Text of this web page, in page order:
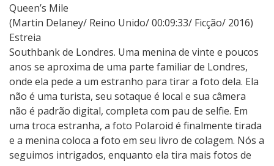
Queen’s Mile
(Martin Delaney/ Reino Unido/ 00:09:33/ Ficção/ 2016)
Estreia
Southbank de Londres. Uma menina de vinte e poucos
anos se aproxima de uma parte familiar de Londres,
onde ela pede a um estranho para tirar a foto dela. Ela
não é uma turista, seu sotaque é local e sua câmera
não é padrão digital, completa com pau de selfie. Em
uma troca estranha, a foto Polaroid é finalmente tirada
e a menina coloca a foto em seu livro de colagem. Nós a
seguimos intrigados, enquanto ela tira mais fotos de